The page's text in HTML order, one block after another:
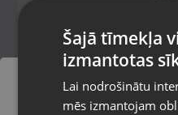
Apple iPhone 16e
Liepāja, Lielā iela 4
Stāvoklis Mazlietots
Šajā tīmekļa
izmantotas
Lai nodrošinātu
mēs izmantojam